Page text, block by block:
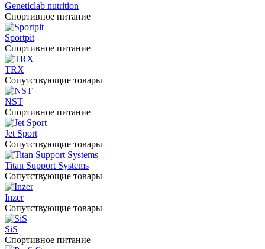
Geneticlab nutrition
Спортивное питание
Sportpit
Спортивное питание
TRX
Сопутствующие товары
NST
Спортивное питание
Jet Sport
Сопутствующие товары
Titan Support Systems
Сопутствующие товары
Inzer
Сопутствующие товары
SiS
Спортивное питание